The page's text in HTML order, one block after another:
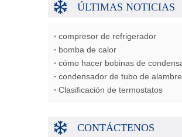
ÚLTIMAS NOTICIAS
compresor de refrigerador
bomba de calor
condensador de tubo de alambre
Clasificación de termostatos
CONTÁCTENOS